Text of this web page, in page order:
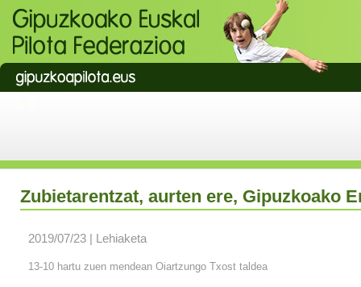
Zubietarentzat, aurten ere, Gipuzkoako
2019/07/23 | Lehiaketa
13-10 hartu zuen mendean Oiartzungo Txost taldea